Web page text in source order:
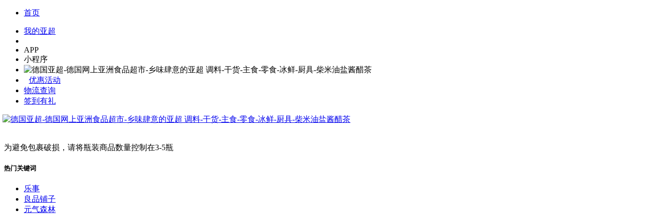
首页
我的亚超
APP
小程序
优惠活动
物流查询
签到有礼
为避免包裹破损，请将瓶装商品数量控制在3-5瓶
热门关键词
乐事
良品铺子
元气森林